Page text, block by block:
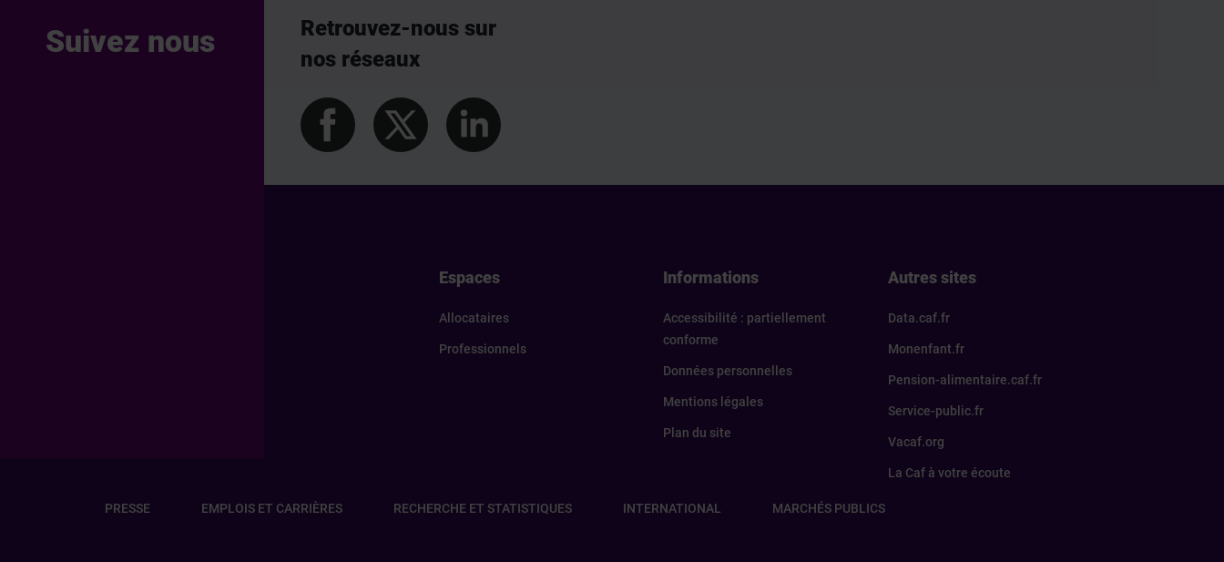
Suivez nous
Retrouvez-nous sur
nos réseaux
Espaces
Allocataires
Professionnels
Informations
Accessibilité : partiellement
conforme
Données personnelles
Mentions légales
Plan du site
Autres sites
Data.caf.fr
Monenfant.fr
Pension-alimentaire.caf.fr
Service-public.fr
Vacaf.org
La Caf à votre écoute
Pied de page Transverse
PRESSE EMPLOIS ET CARRIÈRES RECHERCHE ET STATISTIQUES INTERNATIONAL MARCHÉS PUBLICS